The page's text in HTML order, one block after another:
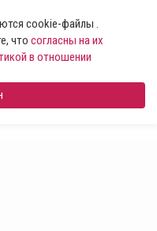
cookie-файлы .
что согласны на их
в отношении